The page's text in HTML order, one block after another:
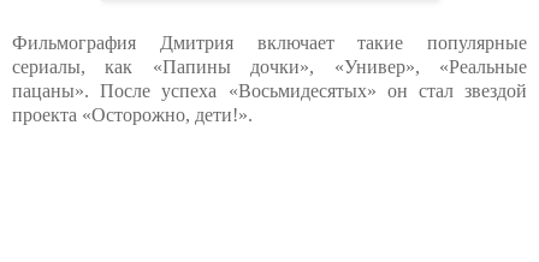
Фильмография Дмитрия включает такие популярные
сериалы, как «Папины дочки», «Универ», «Реальные
пацаны». После успеха «Восьмидесятых» он стал звездой
проекта «Осторожно, дети!».